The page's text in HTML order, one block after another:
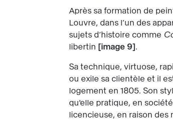
Après sa formation de
Louvre, dans l’un des
sujets d’histoire comme
libertin
image 9 .
Sa technique, virtuose,
ou exile sa clientèle et il
logement en 1805. Son
qu'elle pratique, en
licencieuse, en raison des